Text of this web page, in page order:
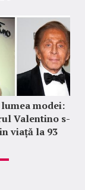
modei:
Valentino s-
viață la 93